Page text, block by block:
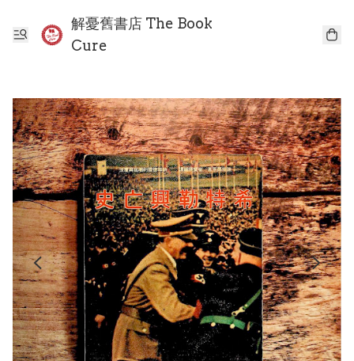
解憂舊書店 The Book
Cure